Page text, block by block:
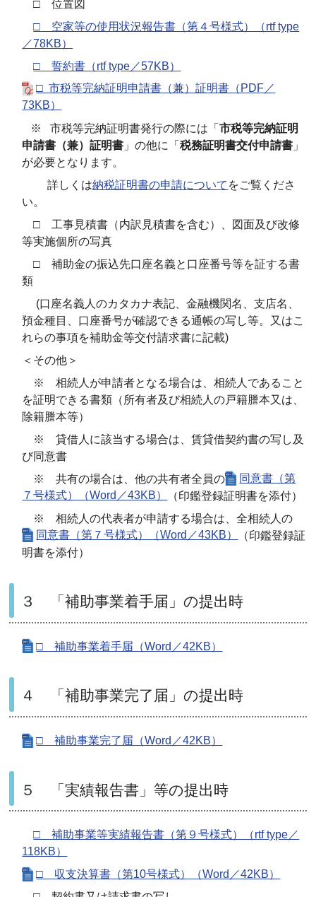
□ 位置図
□ 空家等の使用状況報告書（第４号様式）（rtf type
／78KB）
□ 誓約書（rtf type／57KB）
□ 市税等完納証明申請書（兼）証明書（PDF／
73KB）
※ 市税等完納証明書発行の際には「市税等完納証明
申請書（兼）証明書 」の他に「税務証明書交付申請書 」
が必要となります。
詳しくは納税証明書の申請について をご覧くださ
い。
□ 工事見積書（内訳見積書を含む）、図面及び改修
等実施個所の写真
□ 補助金の振込先口座名義と口座番号等を証する書
類
(口座名義人のカタカナ表記、金融機関名、支店名、
預金種目、口座番号が確認できる通帳の写し等。又はこ
れらの事項を補助金等交付請求書に記載)
＜その他＞
※ 相続人が申請者となる場合は、相続人であること
を証明できる書類（所有者及び相続人の戸籍謄本又は、
除籍謄本等）
※ 貸借人に該当する場合は、賃貸借契約書の写し及
び同意書
※ 共有の場合は、他の共有者全員の
同意書（第
７号様式）（Word／43KB）
（印鑑登録証明書を添付）
※ 相続人の代表者が申請する場合は、全相続人の
同意書（第７号様式）（Word／43KB）
（印鑑登録証
明書を添付）
３ 「補助事業着手届」の提出時
□ 補助事業着手届（Word／42KB）
４ 「補助事業完了届」の提出時
□ 補助事業完了届（Word／42KB）
５ 「実績報告書」等の提出時
□ 補助事業等実績報告書（第９号様式）（rtf type／
118KB）
□ 収支決算書（第10号様式）（Word／42KB）